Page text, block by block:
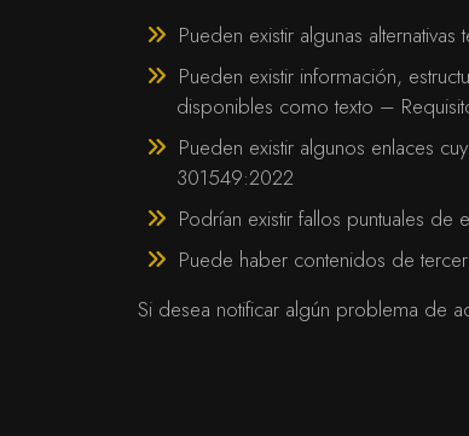
Pueden existir algunas
Pueden existir información,
disponibles como texto –
Pueden existir algunos enlaces
301549:2022
Podrían existir fallos puntuales
Puede haber contenidos de
Si desea notificar algún problema de